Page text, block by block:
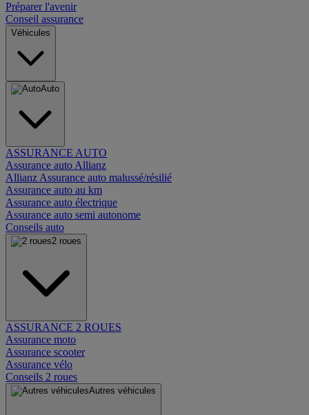
Préparer l'avenir
Conseil assurance
Véhicules
Auto
ASSURANCE AUTO
Assurance auto Allianz
Allianz Assurance auto malussé/résilié
Assurance auto au km
Assurance auto électrique
Assurance auto semi autonome
Conseils auto
2 roues
ASSURANCE 2 ROUES
Assurance moto
Assurance scooter
Assurance vélo
Conseils 2 roues
Autres véhicules